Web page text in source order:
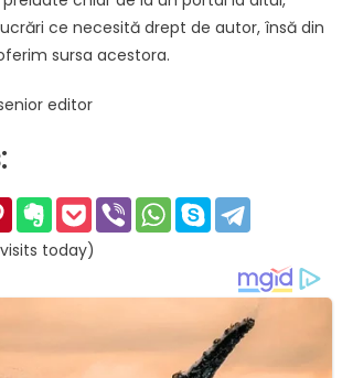
ce necesită drept de autor, însă din
sursa acestora.
editor
today)